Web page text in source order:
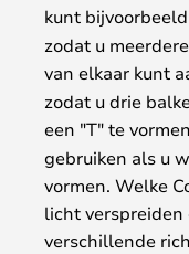
kunt
zodat u
van elkaar kunt
zodat u drie
een "T" te
gebruiken als u
vormen. Welke
licht verspreiden
verschillende